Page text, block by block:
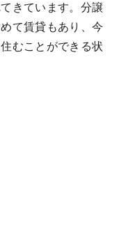
きています。分譲
て賃貸もあり、今
むことができる状